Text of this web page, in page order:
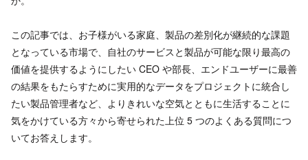
この記事では、お子様がいる家庭、製品の差別化が継続的な課題
となっている市場で、自社のサービスと製品が可能な限り最高の
価値を提供するようにしたい CEO や部長、エンドユーザーに最善
の結果をもたらすために実用的なデータをプロジェクトに統合し
たい製品管理者など、よりきれいな空気とともに生活することに
気をかけている方々から寄せられた上位 5 つのよくある質問につ
いてお答えします。